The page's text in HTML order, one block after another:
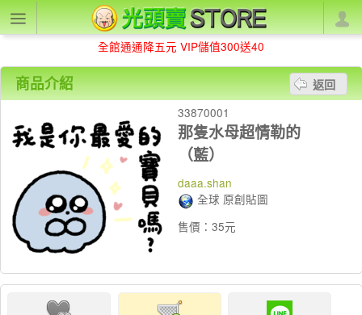
全館通通降五元 VIP儲值300送40
商品介紹
返回
33870001
那隻水母超情勒的
（藍）
daaa.shan
全球 原創貼圖
售價：35元